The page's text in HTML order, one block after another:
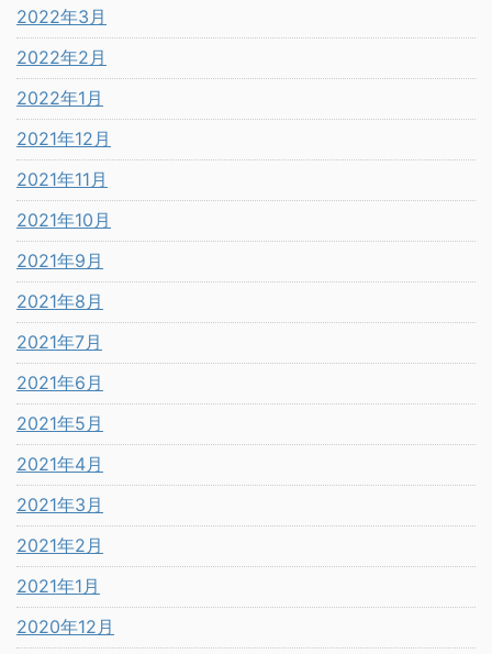
2022年3月
2022年2月
2022年1月
2021年12月
2021年11月
2021年10月
2021年9月
2021年8月
2021年7月
2021年6月
2021年5月
2021年4月
2021年3月
2021年2月
2021年1月
2020年12月